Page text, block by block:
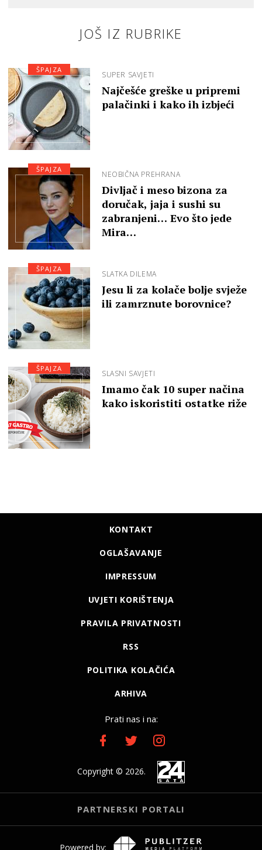
JOŠ IZ RUBRIKE
SUPER SAVJETI
Najčešće greške u pripremi
palačinki i kako ih izbjeći
ŠPAJZA
NEOBIČNA PREHRANA
Divljač i meso bizona za
doručak, jaja i sushi su
zabranjeni… Evo što jede
Mira…
ŠPAJZA
SLATKA DILEMA
Jesu li za kolače bolje svježe
ili zamrznute borovnice?
ŠPAJZA
SLASNI SAVJETI
Imamo čak 10 super načina
kako iskoristiti ostatke riže
ŠPAJZA
KONTAKT
OGLAŠAVANJE
IMPRESSUM
UVJETI KORIŠTENJA
PRAVILA PRIVATNOSTI
RSS
POLITIKA KOLAČIĆA
ARHIVA
Prati nas i na:
Copyright © 2026.
PARTNERSKI PORTALI
Powered by: